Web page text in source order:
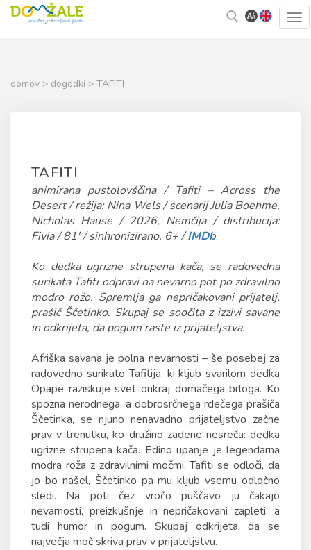
Skoči
na
Kazalo
strani
domov > dogodki > TAFITI
TAFITI
animirana pustolovščina / Tafiti – Across the
Desert / režija: Nina Wels / scenarij Julia Boehme,
Nicholas Hause / 2026, Nemčija / distribucija:
Fivia / 81' / sinhronizirano, 6+ /IMDb
Ko dedka ugrizne strupena kača, se radovedna
surikata Tafiti odpravi na nevarno pot po zdravilno
modro rožo. Spremlja ga nepričakovani prijatelj,
prašič Ščetinko. Skupaj se soočita z izzivi savane
in odkrijeta, da pogum raste iz prijateljstva.
Afriška savana je polna nevarnosti – še posebej za
radovedno surikato Tafitija, ki kljub svarilom dedka
Opape raziskuje svet onkraj domačega brloga. Ko
spozna nerodnega, a dobrosrčnega rdečega prašiča
Ščetinka, se njuno nenavadno prijateljstvo začne
prav v trenutku, ko družino zadene nesreča: dedka
ugrizne strupena kača. Edino upanje je legendarna
modra roža z zdravilnimi močmi. Tafiti se odloči, da
jo bo našel, Ščetinko pa mu kljub vsemu odločno
sledi. Na poti čez vročo puščavo ju čakajo
nevarnosti, preizkušnje in nepričakovani zapleti, a
tudi humor in pogum. Skupaj odkrijeta, da se
največja moč skriva prav v prijateljstvu.